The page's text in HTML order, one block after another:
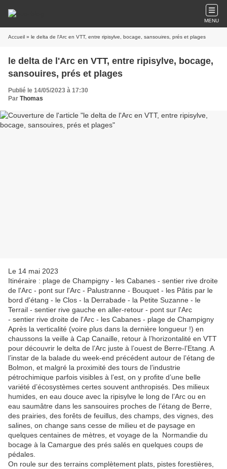
MENU
Accueil » le delta de l'Arc en VTT, entre ripisylve, bocage, sansouires, prés et plages
le delta de l'Arc en VTT, entre ripisylve, bocage,
sansouires, prés et plages
Publié le 14/05/2023 à 17:30
Par Thomas
Le 14 mai 2023
Itinéraire : plage de Champigny - les Cabanes - sentier rive droite
de l'Arc - pont sur l'Arc - Palustranne - Bouquet - les Pâtis par le
bord d'étang - le Clos - la Derrabade - la Petite Suzanne - le
Terrail - sentier rive gauche en aller-retour - pont sur l'Arc
- sentier rive droite de l'Arc - les Cabanes - plage de Champigny
Après la verticalité (voire plus dans la dernière longueur !) en
chaussons la veille à Cap Canaille, retour à l’horizontalité en VTT
pour découvrir le delta de l’Arc juste à l’ouest de Berre-l’Etang. A
l’instar de la balade du week-end précédent autour de l’étang de
Bolmon, et malgré la proximité des tours de l’industrie
pétrochimique parfois visibles à l’est, on y profite d’une belle
variété d’écosystèmes certes souvent anthropisés. Des milieux
humides, en eau douce avec la ripisylve le long de l’Arc ou en
eau saumâtre dans les sansouires proches de l’étang de Berre,
des prairies, des forêts de feuillus, des champs, des vignes, des
salines, on change sans cesse de milieu et de paysage en
quelques centaines de mètres, et voyage de la Normandie du
bocage à la Camargue des prés salés en quelques coups de
pédales.
On roule sur des terrains complètement plats, pistes forestières,